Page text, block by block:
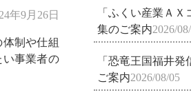
年9月26日
制や仕組
い事業者の
「ふくい産業Ａ
集のご案内2026/
「恐竜王国福井
ご案内2026/08/05